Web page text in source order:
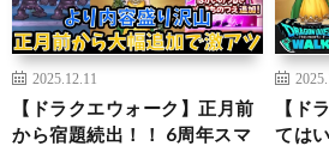
2025.12.11
【ドラクエウォーク】正月前
から宿題続出！！ 6周年スマ
【ド
ては